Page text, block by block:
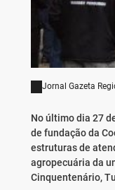
Jornal Gazeta
No último dia 27
de fundação da
estruturas de
agropecuária da
Cinquentenário,